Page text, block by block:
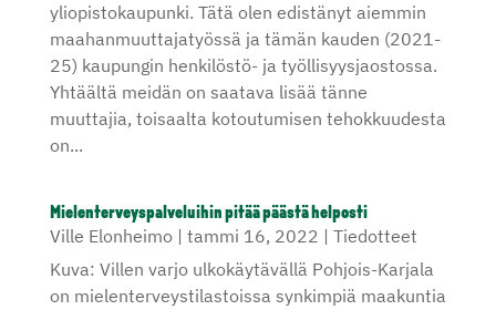
yliopistokaupunki. Tätä olen edistänyt aiemmin
maahanmuuttajatyössä ja tämän kauden (2021-
25) kaupungin henkilöstö- ja työllisyysjaostossa.
Yhtäältä meidän on saatava lisää tänne
muuttajia, toisaalta kotoutumisen tehokkuudesta
on...
Mielenterveyspalveluihin pitää päästä helposti
Ville Elonheimo| tammi 16, 2022 | Tiedotteet
Kuva: Villen varjo ulkokäytävällä Pohjois-Karjala
on mielenterveystilastoissa synkimpiä maakuntia